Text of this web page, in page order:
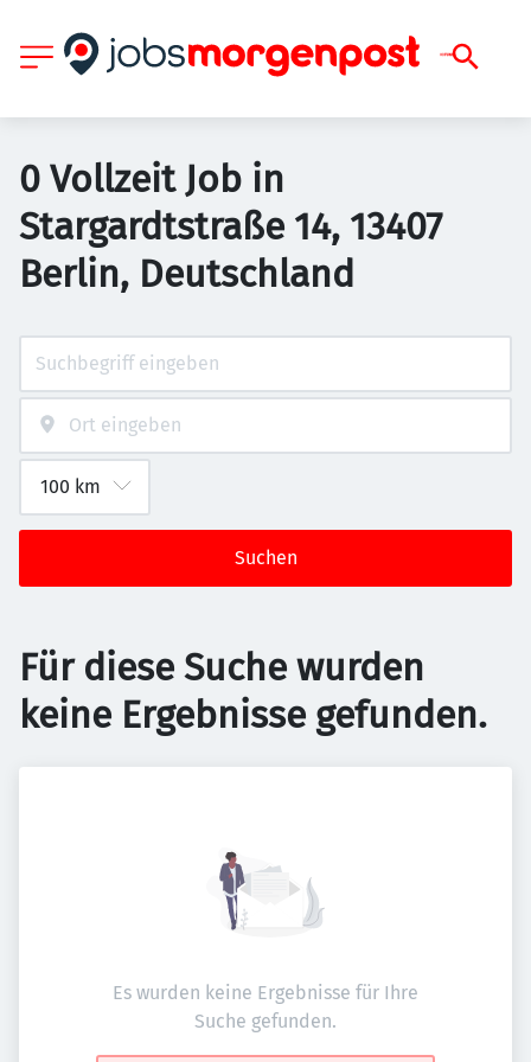
0 Vollzeit Job in
Stargardtstraße 14, 13407
Berlin, Deutschland
Suchen
Für diese Suche wurden
keine Ergebnisse gefunden.
Es wurden keine Ergebnisse für Ihre
Suche gefunden.